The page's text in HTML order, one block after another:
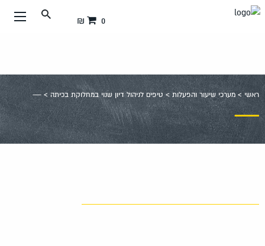
עבור
0 ₪
ראשי >מערכי שיעור והפעלות >טיפים לניהול דיון שנוי במחלוקת בכיתה >
—
—